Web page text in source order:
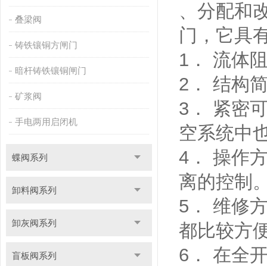
叠梁阀
铸铁镶铜方闸门
暗杆铸铁镶铜闸门
矿浆阀
手电两用启闭机
蝶阀系列
卸料阀系列
卸灰阀系列
盲板阀系列
、分配和
门，它具
1． 流体
2． 结构
3． 紧密
空系统中
4． 操作
离的控制
5． 维修
都比较方
6． 在全